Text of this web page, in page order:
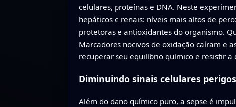
celulares, proteínas e DNA. Neste
hepáticos e renais: níveis mais altos de
protetoras e antioxidantes do organismo.
Marcadores nocivos de oxidação caíram e
recuperar seu equilíbrio químico e resistir a
Diminuindo sinais celulares
Além do dano químico puro, a sepse é